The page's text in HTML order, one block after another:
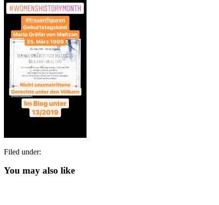
Filed under:
You may also like